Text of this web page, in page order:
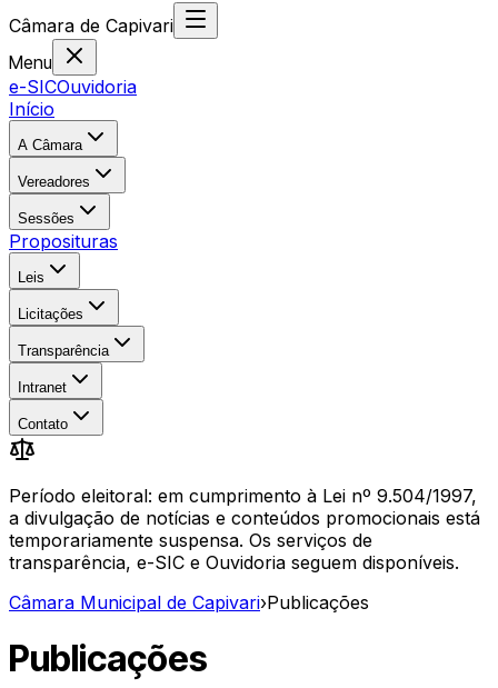
Câmara de Capivari
Menu
e-SICOuvidoria
Início
A Câmara
Vereadores
Sessões
Proposituras
Leis
Licitações
Transparência
Intranet
Contato
Período eleitoral: em cumprimento à Lei nº 9.504/1997,
a divulgação de notícias e conteúdos promocionais está
temporariamente suspensa. Os serviços de
transparência, e-SIC e Ouvidoria seguem disponíveis.
Câmara Municipal de Capivari›Publicações
Publicações